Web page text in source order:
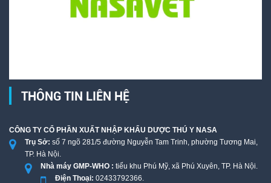
THÔNG TIN LIÊN HỆ
CÔNG TY CỔ PHẦN XUẤT NHẬP KHẨU DƯỢC THÚ Y NASA
Trụ Sở: số 7 ngõ 281/5 đường Nguyễn Tam Trinh, phường Tương Mai,
TP. Hà Nội.
Nhà máy GMP-WHO : tiểu khu Phú Mỹ, xã Phú Xuyên, TP. Hà Nội.
Điện Thoại: 02433792366.